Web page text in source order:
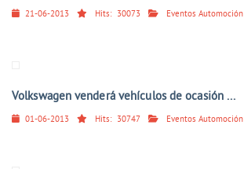
21-06-2013 Hits: 30073 Eventos Automoción
Volkswagen venderá vehículos de ocasión ...
01-06-2013 Hits: 30747 Eventos Automoción